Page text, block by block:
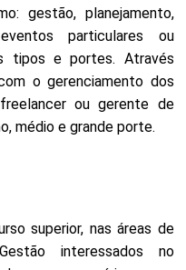
gestão, planejamento,
particulares ou
tipos e portes. Através
o gerenciamento dos
ou gerente de
médio e grande porte.
superior, nas áreas de
interessados no